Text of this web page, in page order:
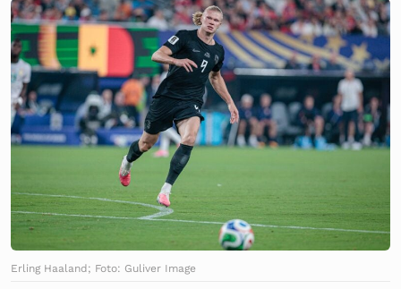
Erling Haaland; Foto: Guliver Image